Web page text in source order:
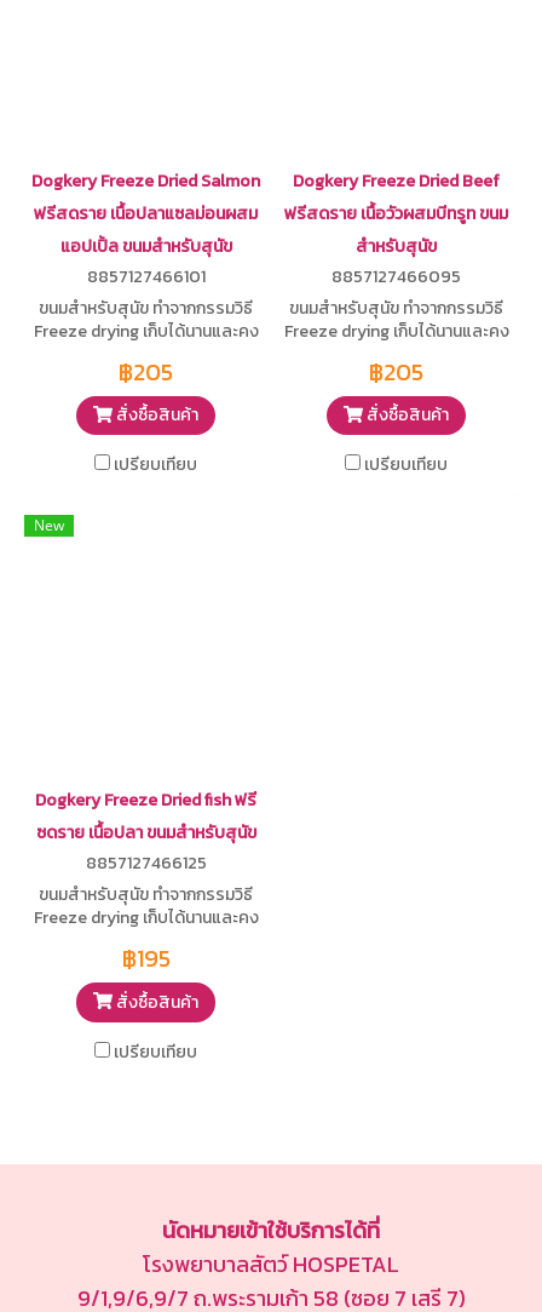
Dogkery Freeze Dried Salmon
ฟรีสดราย เนื้อปลาแซลม่อนผสม
แอปเปิ้ล ขนมสำหรับสุนัข
8857127466101
ขนมสำหรับสุนัข ทำจากกรรมวิธี
Freeze drying เก็บได้นานและคง
ลม่อนแท้
฿205
สั่งซื้อสินค้า
เปรียบเทียบ
Dogkery Freeze Dried Beef
ฟรีสดราย เนื้อวัวผสมบีทรูท ขนม
สำหรับสุนัข
8857127466095
ขนมสำหรับสุนัข ทำจากกรรมวิธี
Freeze drying เก็บได้นานและคง
฿205
สั่งซื้อสินค้า
เปรียบเทียบ
New
Dogkery Freeze Dried fish ฟรี
ซดราย เนื้อปลา ขนมสำหรับสุนัข
8857127466125
ขนมสำหรับสุนัข ทำจากกรรมวิธี
Freeze drying เก็บได้นานและคง
฿195
สั่งซื้อสินค้า
เปรียบเทียบ
นัดหมายเข้าใช้บริการได้ที่
โรงพยาบาลสัตว์ HOSPETAL
9/1,9/6,9/7 ถ.พระรามเก้า 58 (ซอย 7 เสรี 7)